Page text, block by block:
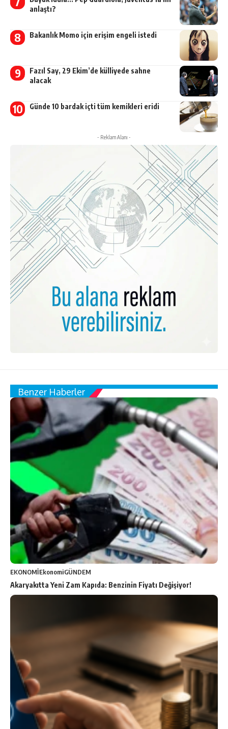
anlaştı?
Bakanlık Momo için erişim engeli istedi
Fazıl Say, 29 Ekim’de külliyede sahne
alacak
Günde 10 bardak içti tüm kemikleri eridi
- Reklam Alanı -
Benzer Haberler
EKONOMİEkonomiGÜNDEM
Akaryakıtta Yeni Zam Kapıda: Benzinin Fiyatı Değişiyor!